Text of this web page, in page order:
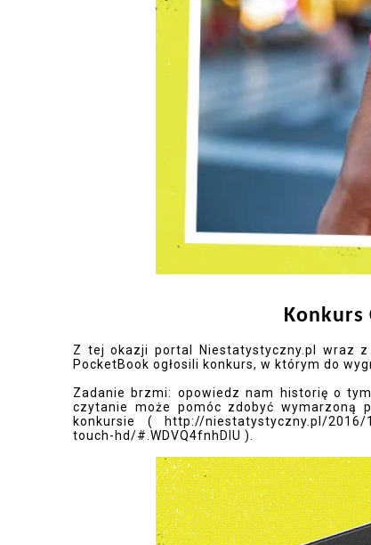
Konkurs
Z tej okazji portal Niestatystyczny.pl wraz
PocketBook ogłosili konkurs, w którym do
Zadanie brzmi: opowiedz nam historię o
czytanie może pomóc zdobyć wymarzoną
konkursie (
http://niestatystyczny.pl/2016/
touch-hd/#.WDVQ4fnhDIU ).